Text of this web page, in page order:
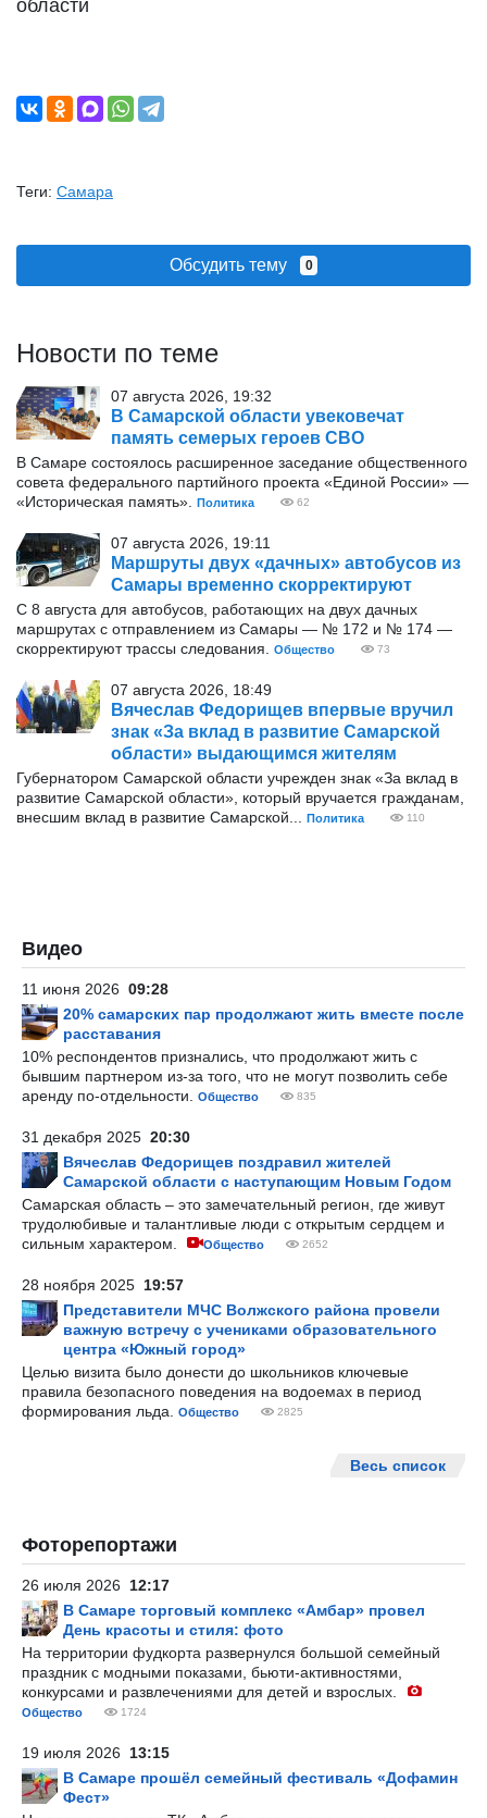
области
Теги: Самара
Обсудить тему 0
Новости по теме
07 августа 2026, 19:32
В Самарской области увековечат
память семерых героев СВО
В Самаре состоялось расширенное заседание общественного
совета федерального партийного проекта «Единой России» —
«Историческая память».
Политика 62
07 августа 2026, 19:11
Маршруты двух «дачных» автобусов из
Самары временно скорректируют
С 8 августа для автобусов, работающих на двух дачных
маршрутах с отправлением из Самары — № 172 и № 174 —
скорректируют трассы следования.
Общество 73
07 августа 2026, 18:49
Вячеслав Федорищев впервые вручил
знак «За вклад в развитие Самарской
области» выдающимся жителям
Губернатором Самарской области учрежден знак «За вклад в
развитие Самарской области», который вручается гражданам,
внесшим вклад в развитие Самарской...
Политика 110
Видео
11 июня 2026 09:28
20% самарских пар продолжают жить вместе после
расставания
10% респондентов признались, что продолжают жить с
бывшим партнером из-за того, что не могут позволить себе
аренду по-отдельности.
Общество 835
31 декабря 2025 20:30
Вячеслав Федорищев поздравил жителей
Самарской области с наступающим Новым Годом
Самарская область – это замечательный регион, где живут
трудолюбивые и талантливые люди с открытым сердцем и
сильным характером.
Общество 2652
28 ноября 2025 19:57
Представители МЧС Волжского района провели
важную встречу с учениками образовательного
центра «Южный город»
Целью визита было донести до школьников ключевые
правила безопасного поведения на водоемах в период
формирования льда.
Общество 2825
Весь список
Фоторепортажи
26 июля 2026 12:17
В Самаре торговый комплекс «Амбар» провел
День красоты и стиля: фото
На территории фудкорта развернулся большой семейный
праздник с модными показами, бьюти-активностями,
конкурсами и развлечениями для детей и взрослых.
Общество 1724
19 июля 2026 13:15
В Самаре прошёл семейный фестиваль «Дофамин
Фест»